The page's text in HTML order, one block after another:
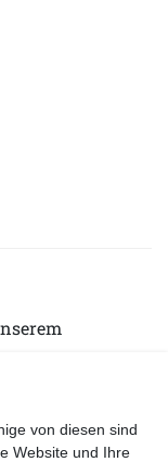
von diesen sind
Website und Ihre